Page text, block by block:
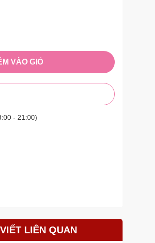
VÀO GIỎ
- 21:00)
LIÊN QUAN